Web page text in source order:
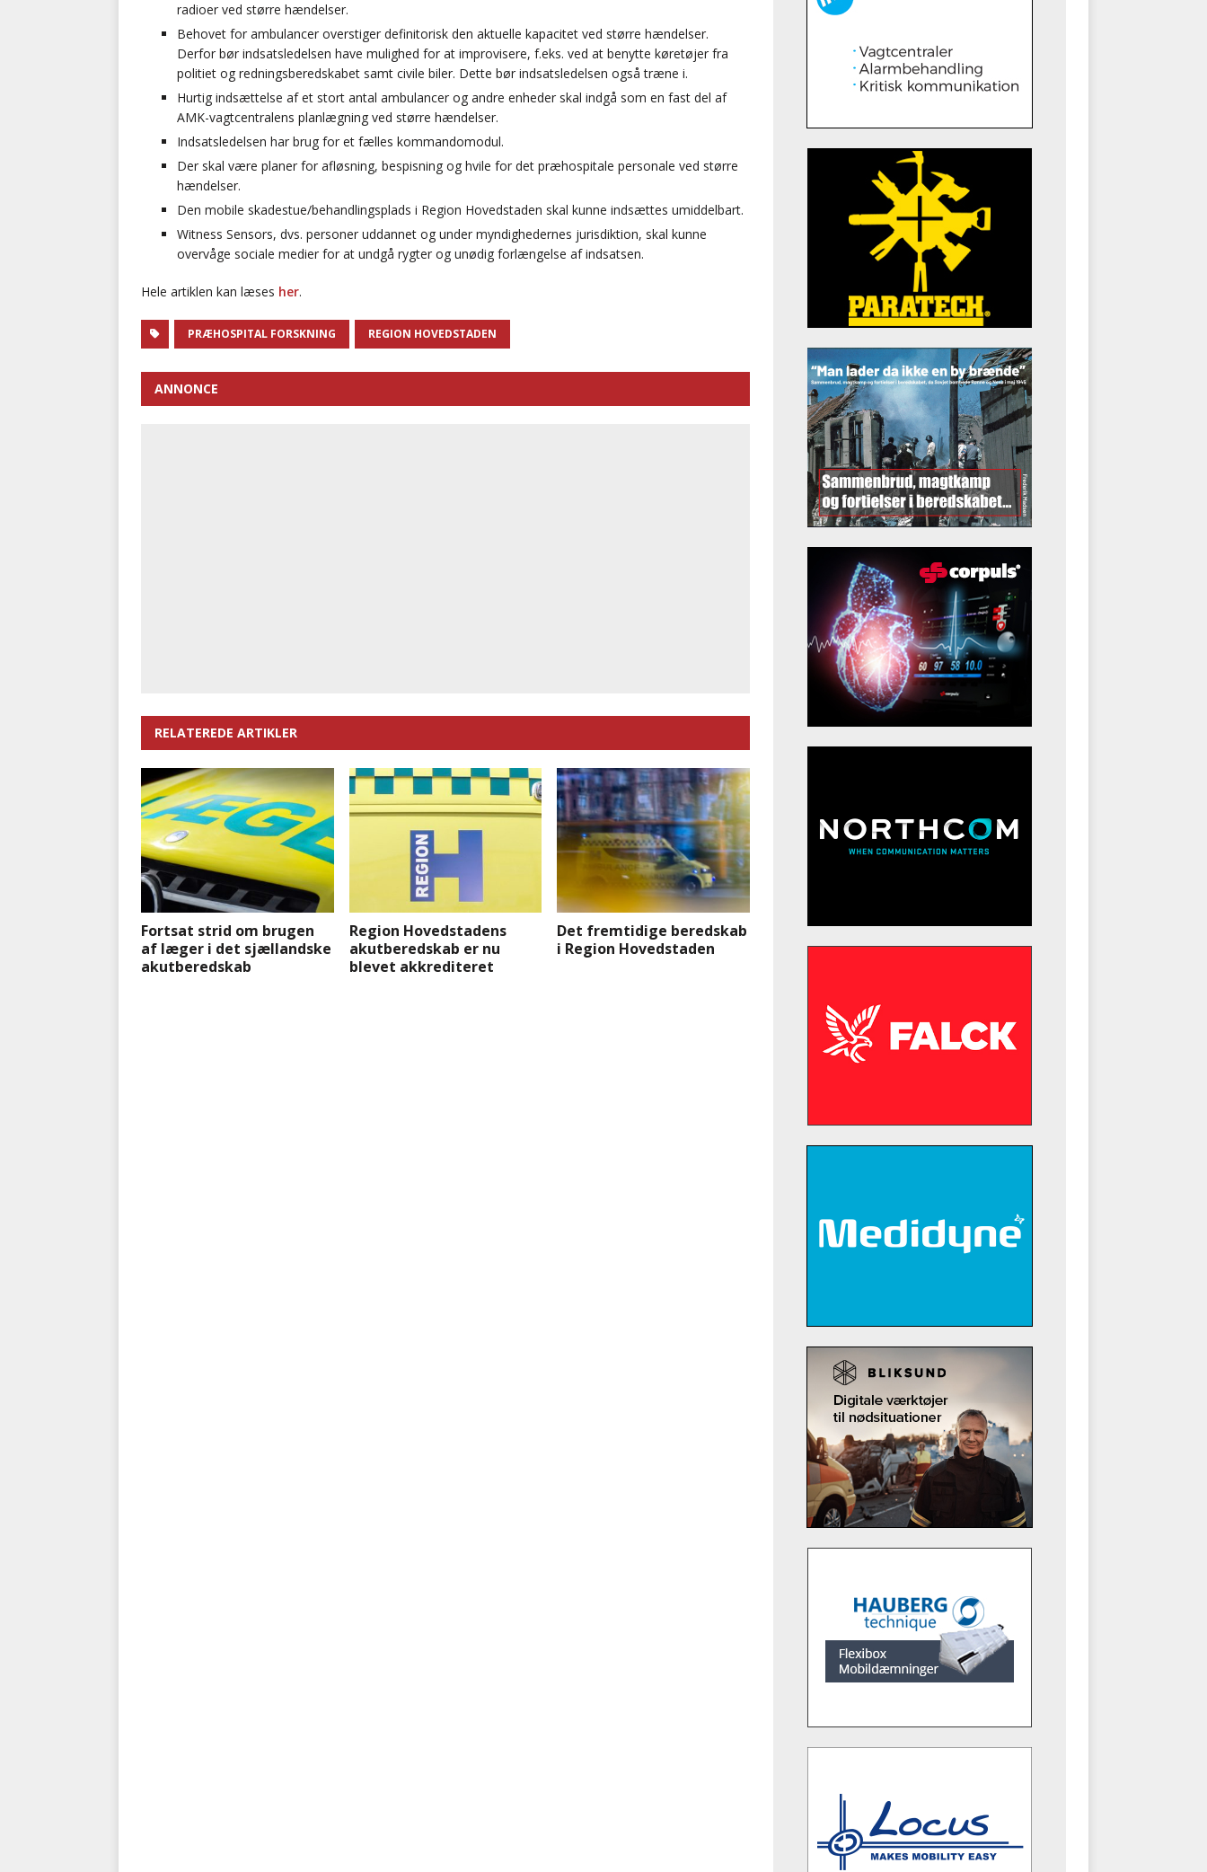
radioer ved større hændelser.
Behovet for ambulancer overstiger definitorisk den aktuelle kapacitet ved større hændelser.
Derfor bør indsatsledelsen have mulighed for at improvisere, f.eks. ved at benytte køretøjer fra
politiet og redningsberedskabet samt civile biler. Dette bør indsatsledelsen også træne i.
Hurtig indsættelse af et stort antal ambulancer og andre enheder skal indgå som en fast del af
AMK-vagtcentralens planlægning ved større hændelser.
Indsatsledelsen har brug for et fælles kommandomodul.
Der skal være planer for afløsning, bespisning og hvile for det præhospitale personale ved større
hændelser.
Den mobile skadestue/behandlingsplads i Region Hovedstaden skal kunne indsættes umiddelbart.
Witness Sensors, dvs. personer uddannet og under myndighedernes jurisdiktion, skal kunne
overvåge sociale medier for at undgå rygter og unødig forlængelse af indsatsen.
Hele artiklen kan læses her.
PRÆHOSPITAL FORSKNING REGION HOVEDSTADEN
ANNONCE
RELATEREDE ARTIKLER
Fortsat strid om brugen
af læger i det sjællandske
akutberedskab
Region Hovedstadens
akutberedskab er nu
blevet akkrediteret
Det fremtidige beredskab
i Region Hovedstaden